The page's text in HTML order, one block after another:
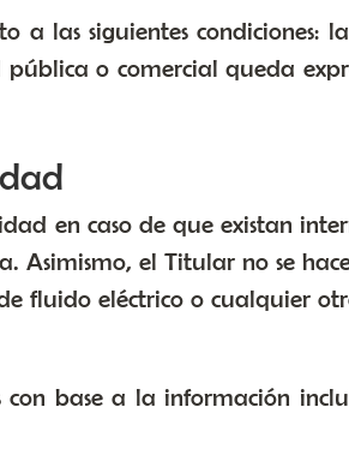
a las siguientes
o comercial queda
en caso de que existan
Asimismo, el Titular no se
de fluido eléctrico o cualquier
con base a la información